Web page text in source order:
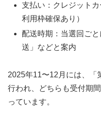
支払い：クレジット
利用枠確保あり）
配送時期：当選回ご
送」などと案内
2025年11〜12月には、「
行われ、どちらも受付期
っています。